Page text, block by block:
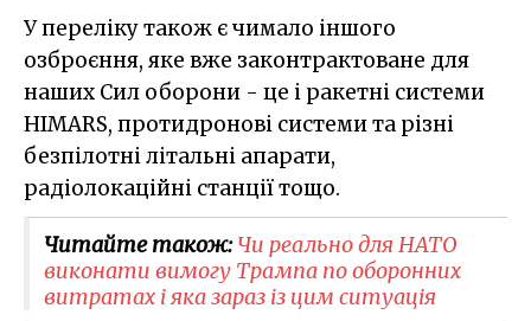
У переліку також є чимало іншого
озброєння, яке вже законтрактоване для
наших Сил оборони - це і ракетні системи
HIMARS, протидронові системи та різні
безпілотні літальні апарати,
радіолокаційні станції тощо.
Читайте також:Чи реально для НАТО
виконати вимогу Трампа по оборонних
витратах і яка зараз із цим ситуація